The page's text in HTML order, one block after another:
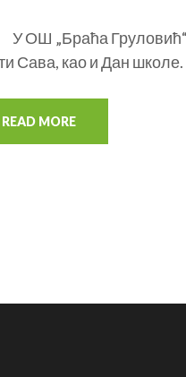
„Браћа Груловић“ у
Сава, као и Дан
READ MORE